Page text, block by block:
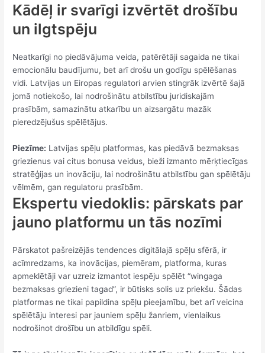
Kādēļ ir svarīgi izvērtēt drošību
un ilgtspēju
Neatkarīgi no piedāvājuma veida, patērētāji sagaida ne tikai
emocionālu baudījumu, bet arī drošu un godīgu spēlēšanas
vidi. Latvijas un Eiropas regulatori arvien stingrāk izvērtē šajā
jomā notiekošo, lai nodrošinātu atbilstību juridiskajām
prasībām, samazinātu atkarību un aizsargātu mazāk
pieredzējušus spēlētājus.
Piezīme: Latvijas spēļu platformas, kas piedāvā bezmaksas
griezienus vai citus bonusa veidus, bieži izmanto mērķtiecīgas
stratēģijas un inovāciju, lai nodrošinātu atbilstību gan spēlētāju
vēlmēm, gan regulatoru prasībām.
Ekspertu viedoklis: pārskats par
jauno platformu un tās nozīmi
Pārskatot pašreizējās tendences digitālajā spēļu sfērā, ir
acīmredzams, ka inovācijas, piemēram, platforma, kuras
apmeklētāji var uzreiz izmantot iespēju spēlēt “wingaga
bezmaksas griezieni tagad”, ir būtisks solis uz priekšu. Šādas
platformas ne tikai papildina spēļu pieejamību, bet arī veicina
spēlētāju interesi par jauniem spēļu žanriem, vienlaikus
nodrošinot drošību un atbildīgu spēli.